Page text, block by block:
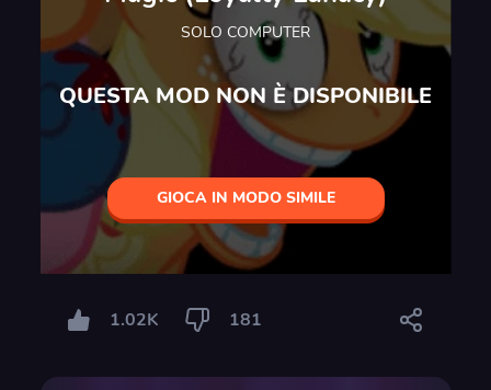
SOLO COMPUTER
QUESTA MOD NON È DISPONIBILE
GIOCA IN MODO SIMILE
1.02K 181